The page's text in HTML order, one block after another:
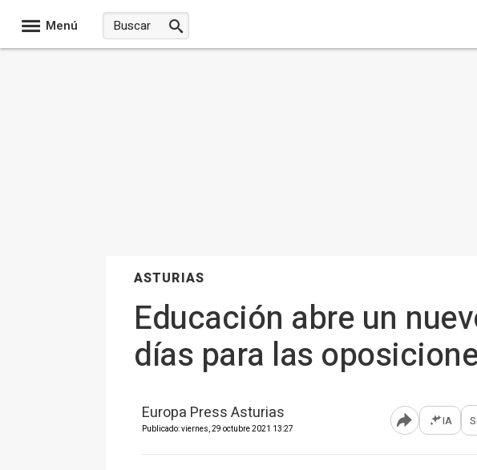
Menú
ASTURIAS
Educación abre un
días para las
Europa Press Asturias
Publicado: viernes, 29 octubre 2021 13:27 Abrir opciones
IA